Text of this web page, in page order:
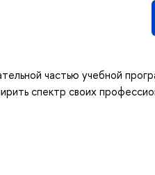
частью учебной
спектр своих